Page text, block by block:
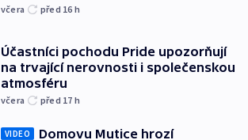
včera před 16 h
Účastníci pochodu Pride upozorňují
na trvající nerovnosti i společenskou
atmosféru
včera před 17 h
VIDEO
Domovu Mutice hrozí